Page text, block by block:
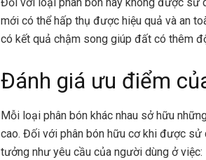
mới có thể hấp thụ được hiệu quả và an
có kết quả chậm song giúp đất có thêm
Đánh giá ưu điểm
Mỗi loại phân bón khác nhau sở hữu
cao. Đối với phân bón hữu cơ khi được
tưởng như yêu cầu của người dùng ở việc: